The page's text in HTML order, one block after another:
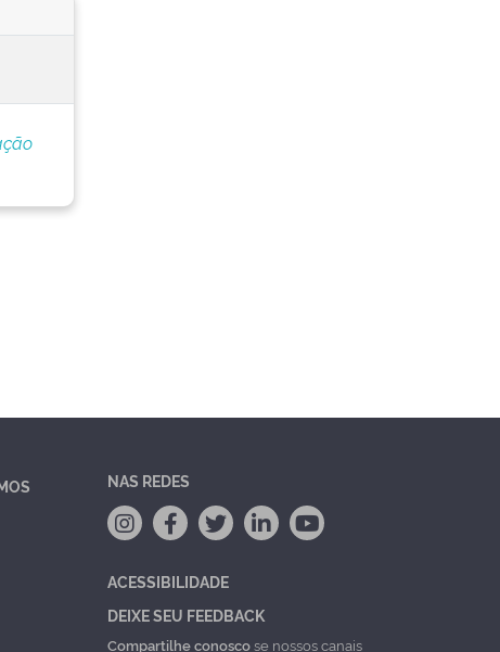
NAS REDES
ACESSIBILIDADE
DEIXE SEU FEEDBACK
Compartilhe conoscose nossos canais